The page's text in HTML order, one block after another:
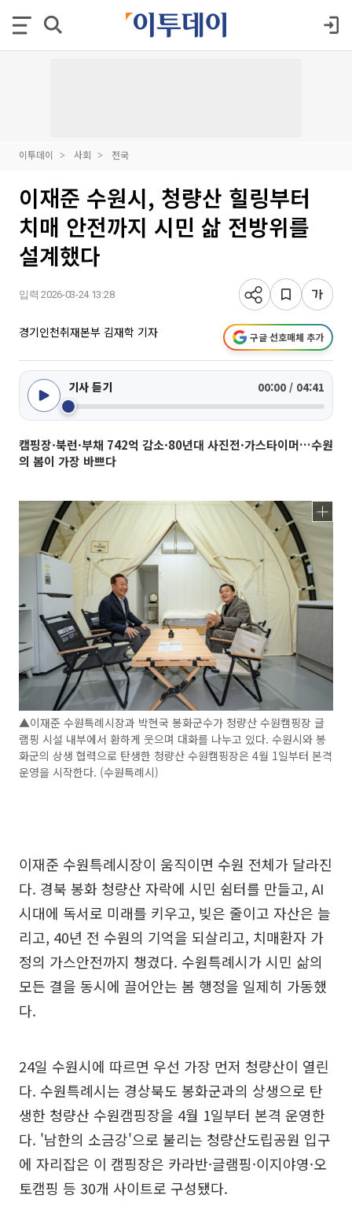
이투데이 사회 전국
이재준 수원시, 청량산 힐링부터
치매 안전까지 시민 삶 전방위를
설계했다
입력 2026-03-24 13:28
경기인천취재본부 김재학 기자 구글 선호매체 추가
기사 듣기 00:00 / 04:41
캠핑장·북런·부채 742억 감소·80년대 사진전·가스타이머…수원
의 봄이 가장 바쁘다
▲이재준 수원특례시장과 박현국 봉화군수가 청량산 수원캠핑장 글
램핑 시설 내부에서 환하게 웃으며 대화를 나누고 있다. 수원시와 봉
화군의 상생 협력으로 탄생한 청량산 수원캠핑장은 4월 1일부터 본격
운영을 시작한다. (수원특례시)
이재준 수원특례시장이 움직이면 수원 전체가 달라진
다. 경북 봉화 청량산 자락에 시민 쉼터를 만들고, AI
시대에 독서로 미래를 키우고, 빚은 줄이고 자산은 늘
리고, 40년 전 수원의 기억을 되살리고, 치매환자 가
정의 가스안전까지 챙겼다. 수원특례시가 시민 삶의
모든 결을 동시에 끌어안는 봄 행정을 일제히 가동했
다.
24일 수원시에 따르면 우선 가장 먼저 청량산이 열린
다. 수원특례시는 경상북도 봉화군과의 상생으로 탄
생한 청량산 수원캠핑장을 4월 1일부터 본격 운영한
다. '남한의 소금강'으로 불리는 청량산도립공원 입구
에 자리잡은 이 캠핑장은 카라반·글램핑·이지야영·오
토캠핑 등 30개 사이트로 구성됐다.